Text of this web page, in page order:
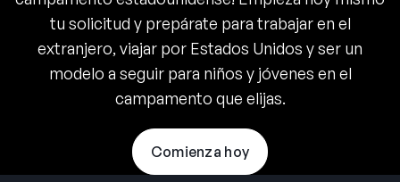
tu solicitud y prepárate para trabajar en el
extranjero, viajar por Estados Unidos y ser un
modelo a seguir para niños y jóvenes en el
campamento que elijas.
Comienza hoy